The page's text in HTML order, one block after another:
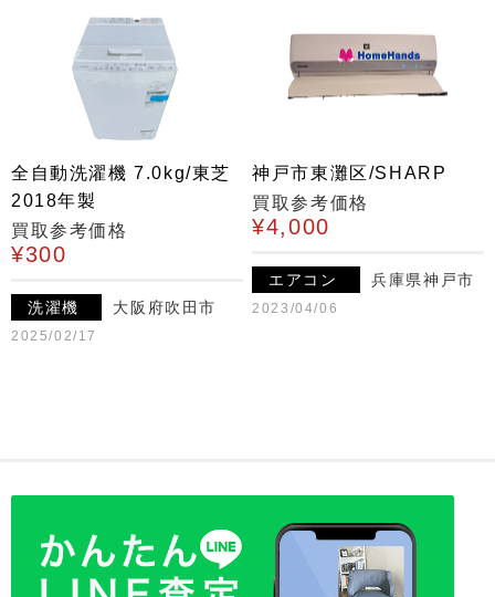
全自動洗濯機 7.0kg/東芝
2018年製
買取参考価格
¥300
洗濯機 大阪府吹田市
2025/02/17
神戸市東灘区/SHARP
買取参考価格
¥4,000
エアコン 兵庫県神戸市
2023/04/06